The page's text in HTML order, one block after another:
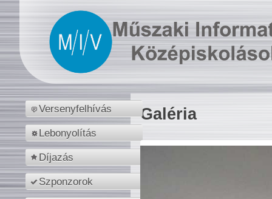
Versenyfelhívás
Lebonyolítás
Díjazás
Szponzorok
Galéria